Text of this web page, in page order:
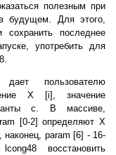
полезным при
будущем. Для этого,
сохранить последнее
употребить для
пользователю
X [i], значение
c. В массиве,
[0-2] определяют X
param [6] - 16-
восстановить